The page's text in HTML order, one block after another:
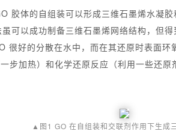
体的自组装可以形成三维石墨烯水凝
可以成功制备三维石墨烯网络结构，但
很好的分散在水中，而在其还原时表面
加热）和化学还原反应（利用一些还原
▲图1 GO 在自组装和交联剂作用下生成